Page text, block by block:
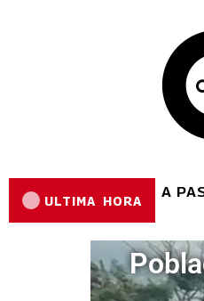
ULTIMA HORA
AVANZA A PASO